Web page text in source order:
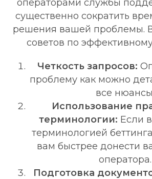
операторами службы
существенно сократить
решения вашей проблемы.
советов по
Четкость запросов:
проблему как можно
все
Использование
терминологии: Если
терминологией
вам быстрее донести
оператора.
Подготовка